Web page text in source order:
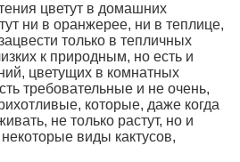
цветут в домашних
ни в оранжерее, ни в теплице,
только в тепличных
к природным, но есть и
цветущих в комнатных
требовательные и не очень,
которые, даже когда
не только растут, но и
виды кактусов,